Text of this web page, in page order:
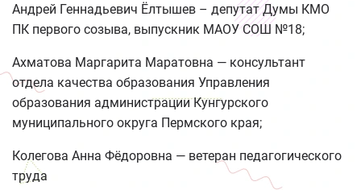
Андрей Геннадьевич Ёлтышев – депутат Думы КМО
ПК первого созыва, выпускник МАОУ СОШ №18;
Ахматова Маргарита Маратовна — консультант
отдела качества образования Управления
образования администрации Кунгурского
муниципального округа Пермского края;
Колегова Анна Фёдоровна — ветеран педагогического
труда